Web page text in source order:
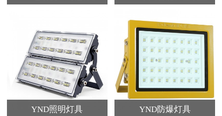
YND照明灯具 YND防爆灯具